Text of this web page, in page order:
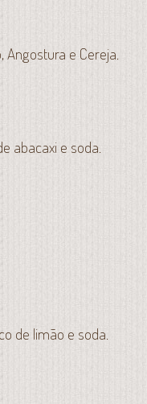
Angostura e Cereja.
abacaxi e soda.
de limão e soda.